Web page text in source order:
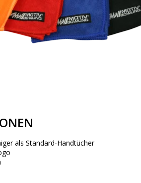
als Standard-Handtücher